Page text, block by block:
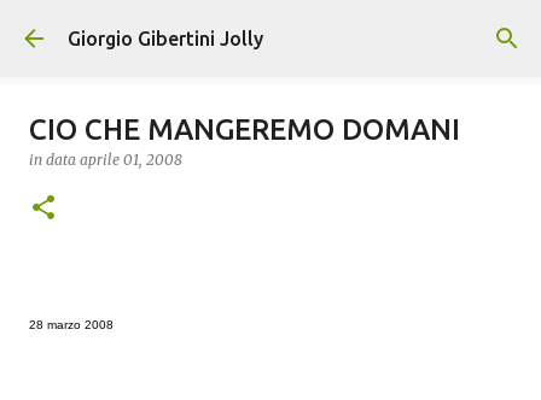
Passa ai contenuti principali
Giorgio Gibertini Jolly
CIO CHE MANGEREMO DOMANI
in data aprile 01, 2008
28 marzo 2008